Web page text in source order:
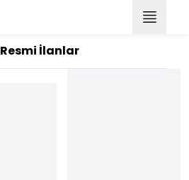
Resmi İlanlar